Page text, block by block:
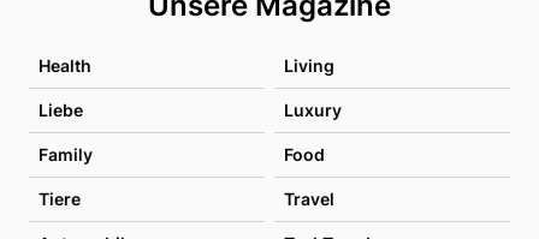
Health Living
Liebe Luxury
Family Food
Tiere Travel